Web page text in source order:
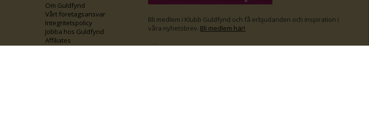
Om Guldfynd
Vårt företagsansvar
Integritetspolicy
Jobba hos Guldfynd
Affiliates
Bli medlem i Klubb Guldfynd och få erbjudanden och inspiration i
våra nyhetsbrev. Bli medlem här!
FÖLJ OSS